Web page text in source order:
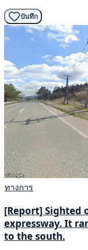
บันทึก
ทางการ
[Report] Sighted
expressway. It
to the south.